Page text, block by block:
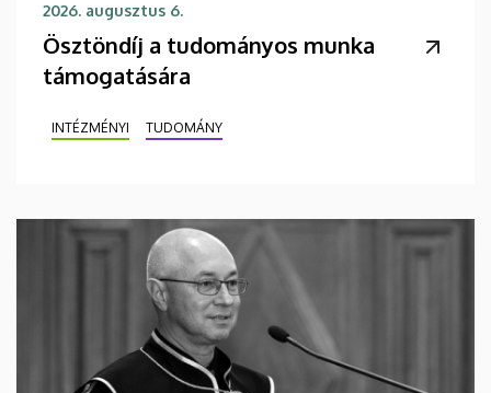
2026. augusztus 6.
Ösztöndíj a tudományos munka
támogatására
INTÉZMÉNYI TUDOMÁNY